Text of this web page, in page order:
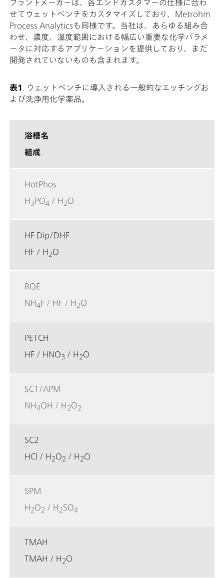
プラントメーカーは、各エンドカスタマーの仕様に合わ
せてウェットベンチをカスタマイズしており、Metrohm
Process Analyticsも同様です。当社は、あらゆる組み合
わせ、濃度、温度範囲における幅広い重要な化学パラメ
ータに対応するアプリケーションを提供しており、まだ
開発されていないものも含まれます。
表1
ウェットベンチに導入される一般的なエッチングお
よび洗浄用化学薬品。
浴槽名
組成
HotPhos
H 3 PO4 / H 2O
HF Dip/DHF
HF / H 2O
BOE
NH4F / HF / H 2O
PETCH
HF / HNO3 / H 2O
SC1/APM
NH4OH / H 2O2
SC2
HCl / H 2O2 / H 2O
SPM
H 2O2 / H 2SO4
TMAH
TMAH / H 2O